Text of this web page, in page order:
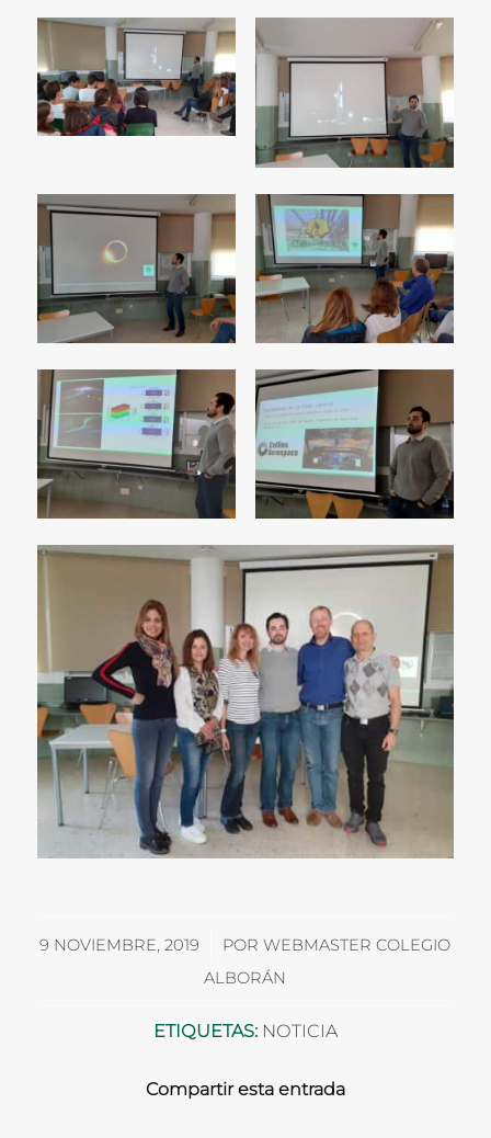
9 NOVIEMBRE, 2019
/ PORWEBMASTER COLEGIO
ALBORÁN
ETIQUETAS: NOTICIA
Compartir esta entrada